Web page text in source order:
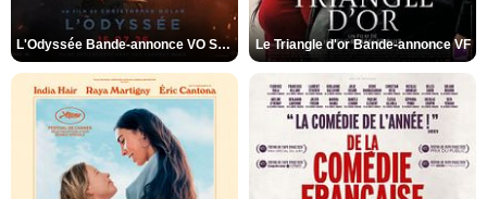
L'Odyssée Bande-annonce VO STFR Le Triangle d'or Bande-annonce VF